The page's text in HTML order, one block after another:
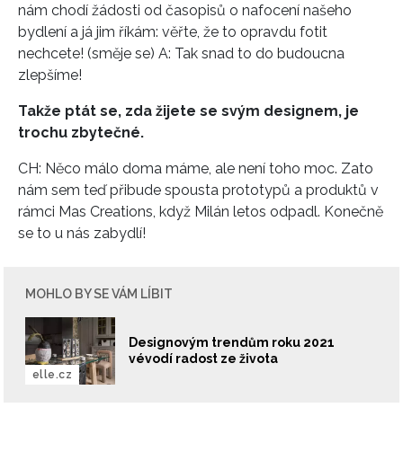
nám chodí žádosti od časopisů o nafocení našeho
bydlení a já jim říkám: věřte, že to opravdu fotit
nechcete! (směje se) A: Tak snad to do budoucna
zlepšíme!
Takže ptát se, zda žijete se svým designem, je
trochu zbytečné.
CH: Něco málo doma máme, ale není toho moc. Zato
nám sem teď přibude spousta prototypů a produktů v
rámci Mas Creations, když Milán letos odpadl. Konečně
se to u nás zabydlí!
MOHLO BY SE VÁM LÍBIT
Designovým trendům roku 2021
vévodí radost ze života
elle.cz